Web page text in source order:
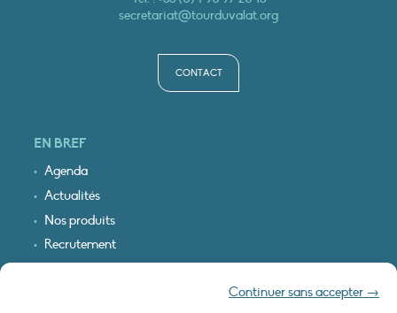
Continuer sans accepter →
secretariat@tourduvalat.org
CONTACT
EN BREF
Agenda
Actualités
Nos produits
Recrutement